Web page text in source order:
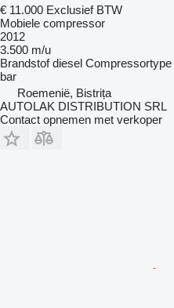
€ 11.000 Exclusief BTW
Mobiele compressor
2012
3.500 m/u
Brandstof diesel Compressortype
bar
Roemenië, Bistrița
AUTOLAK DISTRIBUTION SRL
Contact opnemen met verkoper